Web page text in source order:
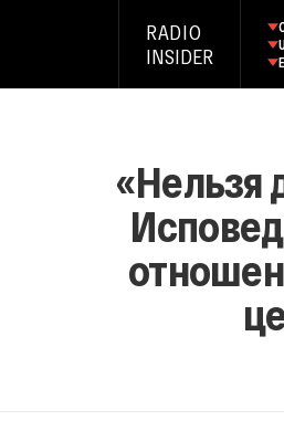
RADIO
INSIDER
«Нельзя